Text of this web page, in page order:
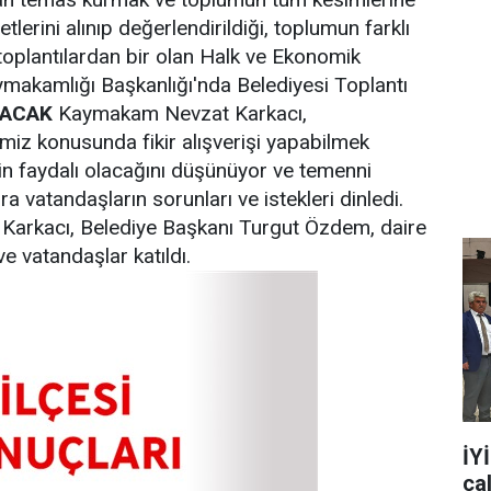
alınıp değerlendirildiği, toplumun farklı
bir olan Halk ve Ekonomik
Başkanlığı'nda Belediyesi Toplantı
Kaymakam Nevzat Karkacı,
konusunda fikir alışverişi yapabilmek
faydalı olacağını düşünüyor ve temenni
vatandaşların sorunları ve istekleri dinledi.
Belediye Başkanı Turgut Özdem, daire
vatandaşlar katıldı.